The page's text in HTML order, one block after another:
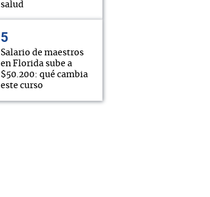
salud
Salario de maestros
en Florida sube a
$50.200: qué cambia
este curso